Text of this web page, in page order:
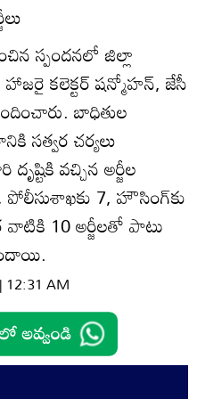
స్పందనలో జిల్లా
కలెక్టర్‌ షన్మోహన్‌, జేసీ
బాధితుల
సత్వర చర్యలు
వచ్చిన అర్జీల
పోలీసుశాఖకు 7, హౌసింగ్‌కు
వాటికి 10 అర్జీలతో పాటు
12:31 AM